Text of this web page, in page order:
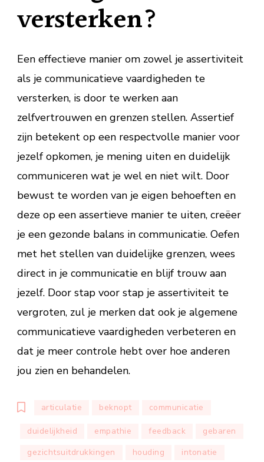
versterken?
Een effectieve manier om zowel je assertiviteit
als je communicatieve vaardigheden te
versterken, is door te werken aan
zelfvertrouwen en grenzen stellen. Assertief
zijn betekent op een respectvolle manier voor
jezelf opkomen, je mening uiten en duidelijk
communiceren wat je wel en niet wilt. Door
bewust te worden van je eigen behoeften en
deze op een assertieve manier te uiten, creëer
je een gezonde balans in communicatie. Oefen
met het stellen van duidelijke grenzen, wees
direct in je communicatie en blijf trouw aan
jezelf. Door stap voor stap je assertiviteit te
vergroten, zul je merken dat ook je algemene
communicatieve vaardigheden verbeteren en
dat je meer controle hebt over hoe anderen
jou zien en behandelen.
articulatie beknopt communicatie
duidelijkheid empathie feedback
gebaren
gezichtsuitdrukkingen
houding
intonatie